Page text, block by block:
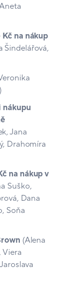
na nákup
Šindelářová,
nákupu
Jana
Drahomíra
na nákup v
Suško,
Dana
Soňa
(Alena
Viera